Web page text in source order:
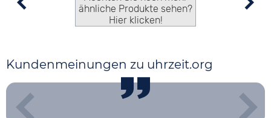
ähnliche Produkte sehen?
Hier klicken!
Kundenmeinungen zu uhrzeit.org